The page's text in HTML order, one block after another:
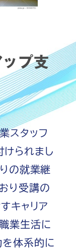
プ支
スタッフ
られまし
の就業継
り受講の
キャリア
業生活に
体系的に